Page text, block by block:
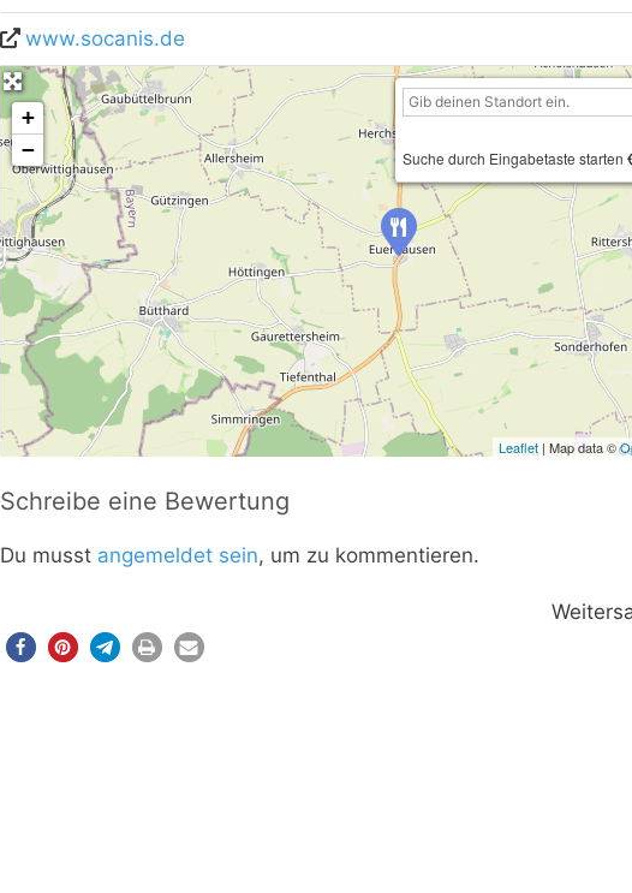
www.socanis.de
+
−
Suche durch Eingabetaste starten
Leaflet| Map data ©
Schreibe eine Bewertung
Du musst angemeldet sein, um zu kommentieren.